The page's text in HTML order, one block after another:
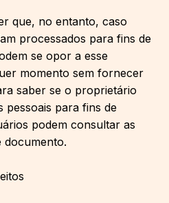
que, no entanto, caso
processados ​​para fins de
se opor a esse
momento sem fornecer
saber se o proprietário
pessoais para fins de
podem consultar as
documento.